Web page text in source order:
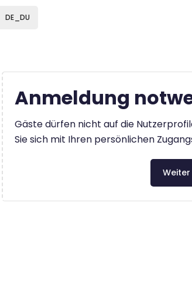
DE_DU
Anmeldung
Gäste dürfen nicht auf die
Sie sich mit Ihren persönlichen
Weiter